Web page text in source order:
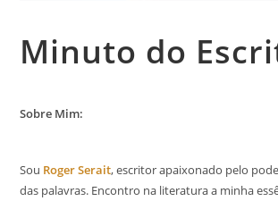
Minuto do
Sobre Mim:
Sou Roger Serait, escritor apaixonado pelo
das palavras. Encontro na literatura a minha